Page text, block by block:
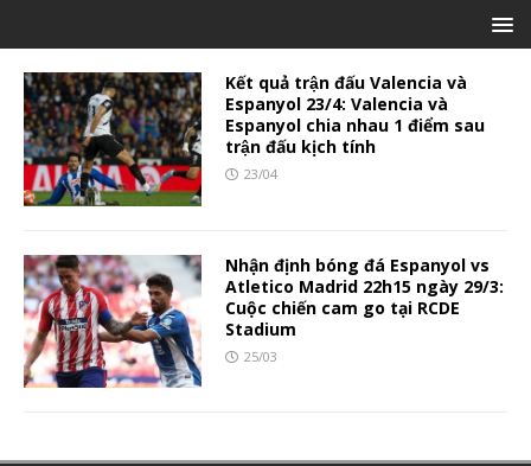
Kết quả trận đấu Valencia và
Espanyol 23/4: Valencia và
Espanyol chia nhau 1 điểm sau
trận đấu kịch tính
23/04
Nhận định bóng đá Espanyol vs
Atletico Madrid 22h15 ngày 29/3:
Cuộc chiến cam go tại RCDE
Stadium
25/03